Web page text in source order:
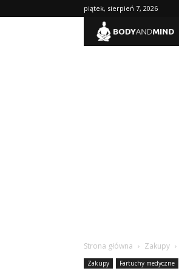
piątek, sierpień 7, 2026
Strona główna Zakupy
Zakupy Fartuchy medyczne